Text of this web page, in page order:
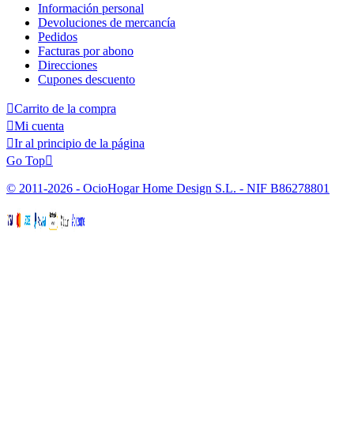
Información personal
Devoluciones de mercancía
Pedidos
Facturas por abono
Direcciones
Cupones descuento
Carrito de la compra
Mi cuenta
Ir al principio de la página
Go Top
© 2011-2026 - OcioHogar Home Design S.L. - NIF B86278801